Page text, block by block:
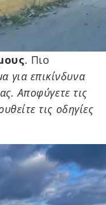
. Πιο
για επικίνδυνα
Αποφύγετε τις
τις οδηγίες